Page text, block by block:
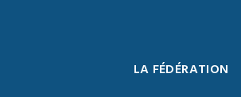
LA FÉDÉRATION